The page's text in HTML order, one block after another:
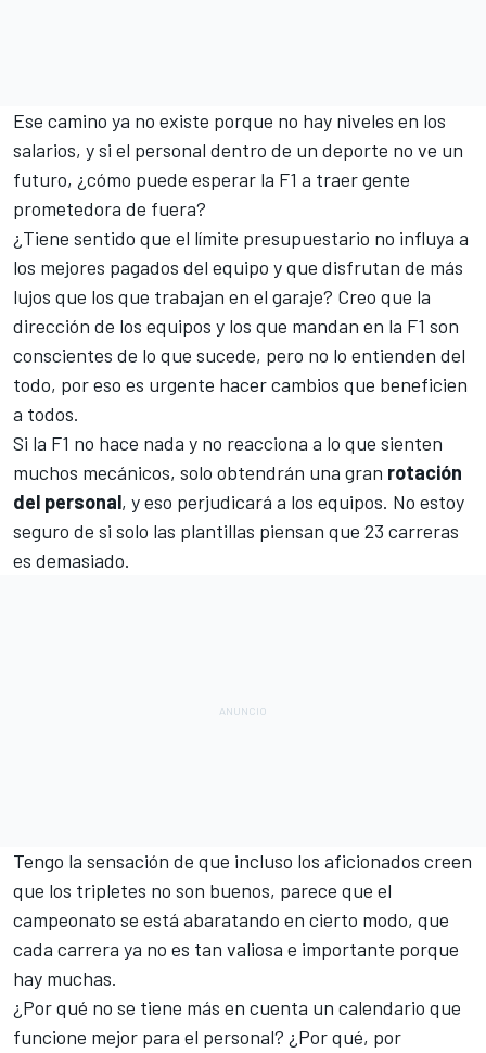
Ese camino ya no existe porque no hay niveles en los
salarios, y si el personal dentro de un deporte no ve un
futuro, ¿cómo puede esperar la F1 a traer gente
prometedora de fuera?
¿Tiene sentido que el límite presupuestario no influya a
los mejores pagados del equipo y que disfrutan de más
lujos que los que trabajan en el garaje? Creo que la
dirección de los equipos y los que mandan en la F1 son
conscientes de lo que sucede, pero no lo entienden del
todo, por eso es urgente hacer cambios que beneficien
a todos.
Si la F1 no hace nada y no reacciona a lo que sienten
muchos mecánicos, solo obtendrán una gran rotación
del personal, y eso perjudicará a los equipos. No estoy
seguro de si solo las plantillas piensan que 23 carreras
es demasiado.
Tengo la sensación de que incluso los aficionados creen
que los tripletes no son buenos, parece que el
campeonato se está abaratando en cierto modo, que
cada carrera ya no es tan valiosa e importante porque
hay muchas.
¿Por qué no se tiene más en cuenta un calendario que
funcione mejor para el personal? ¿Por qué, por